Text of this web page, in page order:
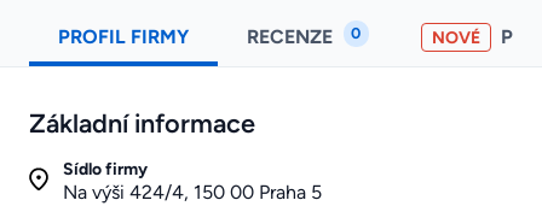
PROFIL FIRMY RECENZE 0 NOVÉ
Základní informace
Sídlo firmy
Na výši 424/4, 150 00 Praha 5